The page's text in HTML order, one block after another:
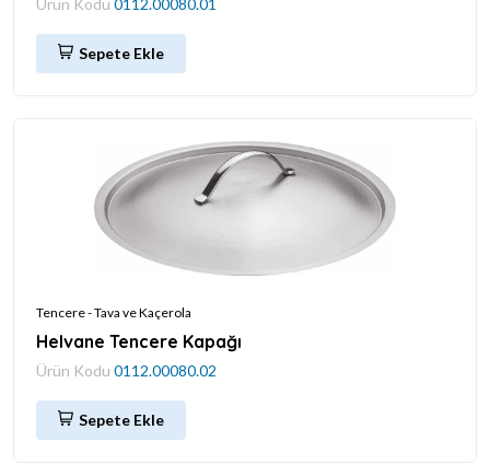
Ürün Kodu 0112.00080.01
Sepete Ekle
Tencere - Tava ve Kaçerola
Helvane Tencere Kapağı
Ürün Kodu 0112.00080.02
Sepete Ekle